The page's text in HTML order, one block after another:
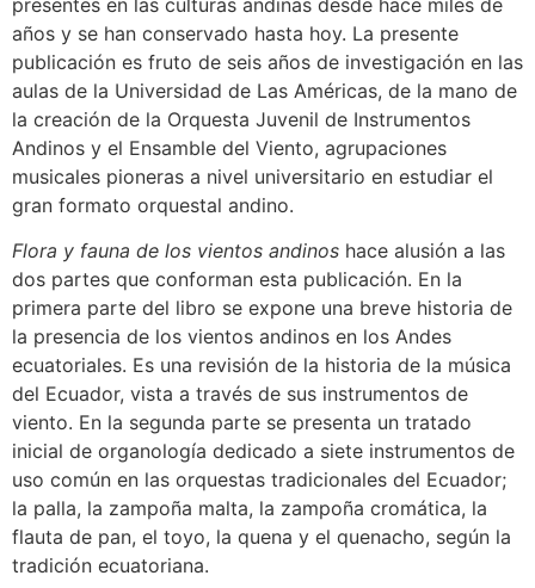
años y se han conservado hasta hoy. La presente
publicación es fruto de seis años de investigación en las
aulas de la Universidad de Las Américas, de la mano de
la creación de la Orquesta Juvenil de Instrumentos
Andinos y el Ensamble del Viento, agrupaciones
musicales pioneras a nivel universitario en estudiar el
gran formato orquestal andino.
Flora y fauna de los vientos andinos hace alusión a las
dos partes que conforman esta publicación. En la
primera parte del libro se expone una breve historia de
la presencia de los vientos andinos en los Andes
ecuatoriales. Es una revisión de la historia de la música
del Ecuador, vista a través de sus instrumentos de
viento. En la segunda parte se presenta un tratado
inicial de organología dedicado a siete instrumentos de
uso común en las orquestas tradicionales del Ecuador;
la palla, la zampoña malta, la zampoña cromática, la
flauta de pan, el toyo, la quena y el quenacho, según la
tradición ecuatoriana.